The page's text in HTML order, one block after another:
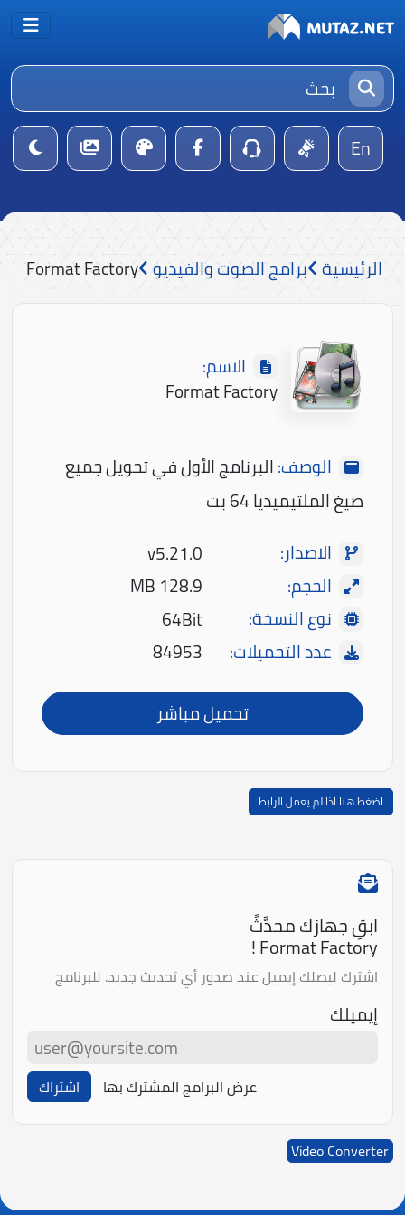
En
الرئيسية برامج الصوت والفيديو Format Factory
الاسم:
Format Factory
الوصف:البرنامج الأول في تحويل جميع
صيغ الملتيميديا 64 بت
الاصدار:
v5.21.0
الحجم:
128.9 MB
نوع النسخة:
64Bit
عدد التحميلات:
84953
تحميل مباشر
اضغط هنا اذا لم يعمل الرابط
ابقِ جهازك محدَّثً
Format Factory !
اشترك ليصلك إيميل عند صدور أي تحديث جديد. للبرنامج
إيميلك
عرض البرامج المشترك بها اشتراك
Video Converter